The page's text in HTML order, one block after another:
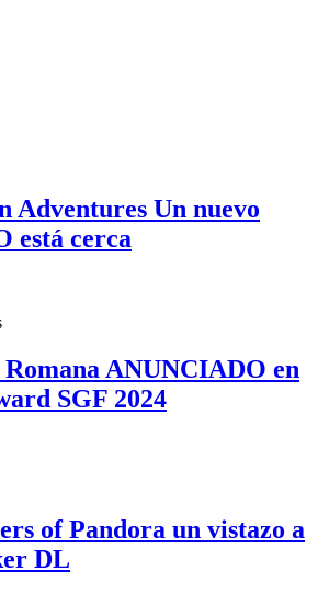
Adventures Un nuevo
está cerca
Romana ANUNCIADO en
SGF 2024
of Pandora un vistazo a
DL